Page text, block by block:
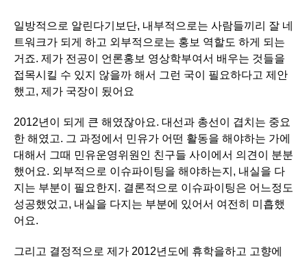
일방적으로 알린다기보단, 내부적으로는 사람들끼리 잘 네
트워크가 되게 하고 외부적으로는 홍보 역할도 하게 되는
거죠. 제가 전공이 언론홍보 영상학부여서 배우는 것들을
접목시킬 수 있지 않을까 해서 그런 국이 필요하다고 제안
했고, 제가 국장이 됬어요
2012년이 되게 큰 해였잖아요. 대선과 총선이 겹치는 중요
한 해였고. 그 과정에서 민유가 어떤 활동을 해야하는 가에
대해서 그때 민유운영위원인 친구들 사이에서 의견이 분분
했어요. 외부적으로 이슈파이팅을 해야하는지, 내실을 다
지는 부분이 필요한지. 결론적으로 이슈파이팅은 어느정도
성공했었고, 내실을 다지는 부분에 있어서 여전히 미흡했
어요.
그리고 결정적으로 제가 2012년도에 휴학을하고 고향에